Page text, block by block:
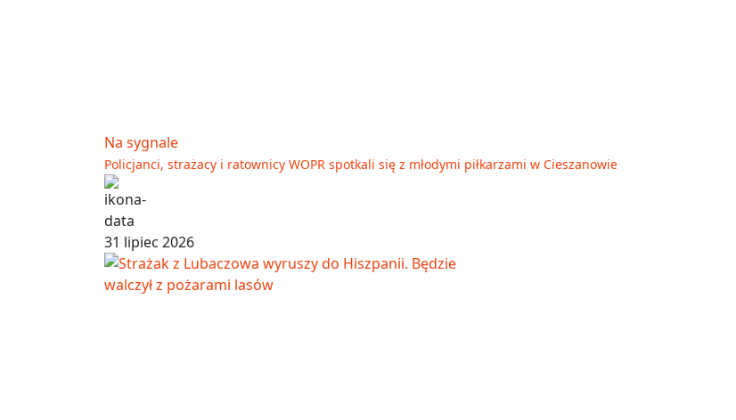
Na sygnale
Policjanci, strażacy i ratownicy WOPR spotkali się z młodymi piłkarzami w Cieszanowie
31 lipiec 2026